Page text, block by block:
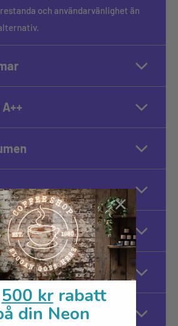
och användarvänlighet än
500 krrabatt
din Neon